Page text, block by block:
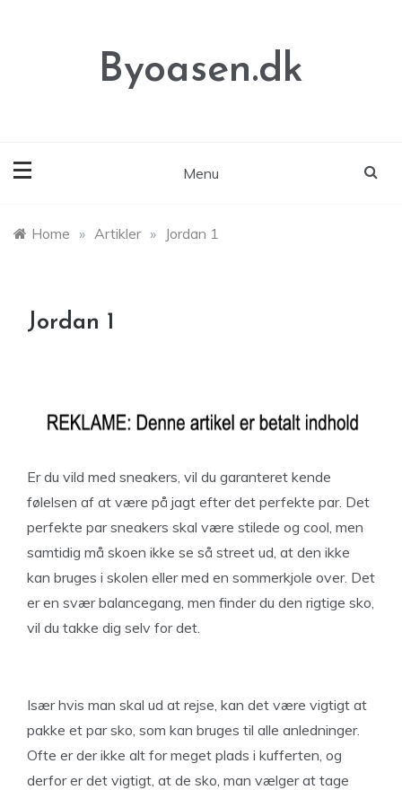
Byoasen.dk
Menu
Home » Artikler » Jordan 1
Jordan 1
Er du vild med sneakers, vil du garanteret kende
følelsen af at være på jagt efter det perfekte par. Det
perfekte par sneakers skal være stilede og cool, men
samtidig må skoen ikke se så street ud, at den ikke
kan bruges i skolen eller med en sommerkjole over. Det
er en svær balancegang, men finder du den rigtige sko,
vil du takke dig selv for det.
Især hvis man skal ud at rejse, kan det være vigtigt at
pakke et par sko, som kan bruges til alle anledninger.
Ofte er der ikke alt for meget plads i kufferten, og
derfor er det vigtigt, at de sko, man vælger at tage